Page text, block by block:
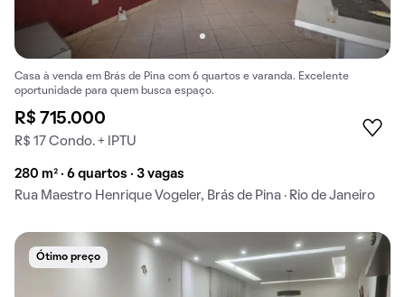
Casa à venda em Brás de Pina com 6 quartos e varanda. Excelente
oportunidade para quem busca espaço.
R$ 715.000
R$ 17 Condo. + IPTU
280 m² · 6 quartos · 3 vagas
Rua Maestro Henrique Vogeler, Brás de Pina · Rio de Janeiro
Ótimo preço